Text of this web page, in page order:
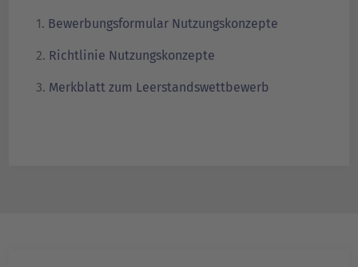
1. Bewerbungsformular Nutzungskonzepte
2. Richtlinie Nutzungskonzepte
3. Merkblatt zum Leerstandswettbewerb